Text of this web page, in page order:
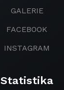
GALERIE
FACEBOOK
INSTAGRAM
Statistika